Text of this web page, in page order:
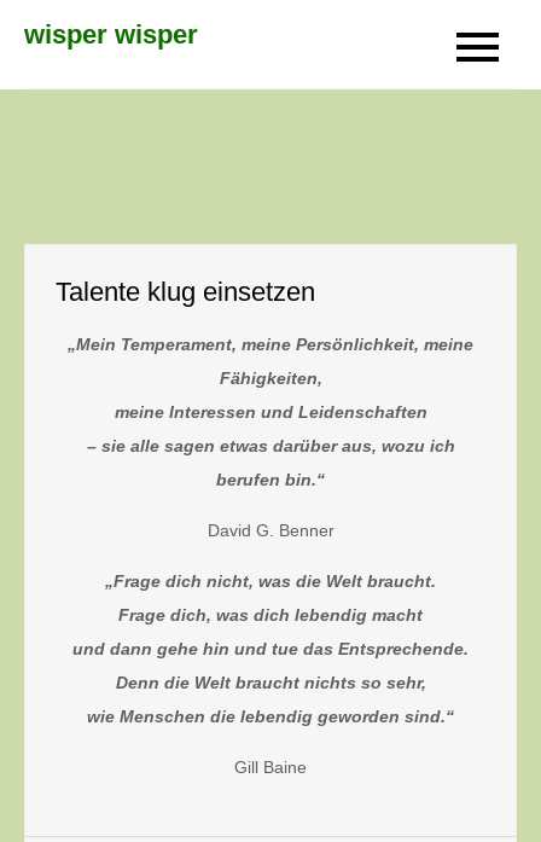
wisper wisper
Talente klug einsetzen
„Mein Temperament, meine Persönlichkeit, meine
Fähigkeiten,
meine Interessen und Leidenschaften
– sie alle sagen etwas darüber aus, wozu ich
berufen bin.“
David G. Benner
„Frage dich nicht, was die Welt braucht.
Frage dich, was dich lebendig macht
und dann gehe hin und tue das Entsprechende.
Denn die Welt braucht nichts so sehr,
wie Menschen die lebendig geworden sind.“
Gill Baine